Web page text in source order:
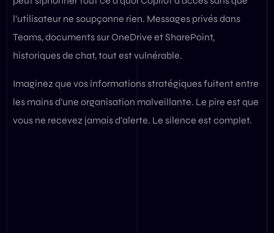
l’utilisateur ne soupçonne rien. Messages privés dans
Teams, documents sur OneDrive et SharePoint,
historiques de chat, tout est vulnérable.
Imaginez que vos informations stratégiques fuitent entre
les mains d’une organisation malveillante. Le pire est que
vous ne recevez jamais d’alerte. Le silence est complet.